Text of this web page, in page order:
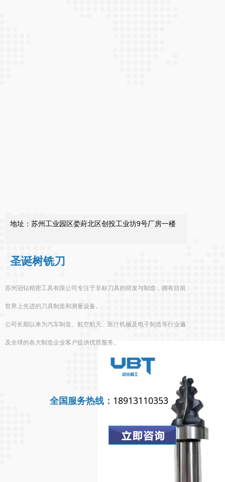
圣诞树铣刀
苏州冠钻精密工具有限公司专注于非标刀具的研发与制造，拥有目前
世界上先进的刀具制造和测量设备。
公司长期以来为汽车制造、航空航天、医疗机械及电子制造等行业遍
及全球的各大制造企业客户提供优质服务。
全国服务热线： 18913110353
地址：苏州工业园区娄葑北区创投工业坊9号厂房一楼